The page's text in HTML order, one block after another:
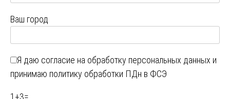
Ваш город
Я даю согласие на обработку персональных данных и
принимаю политику обработки ПДн в ФСЭ